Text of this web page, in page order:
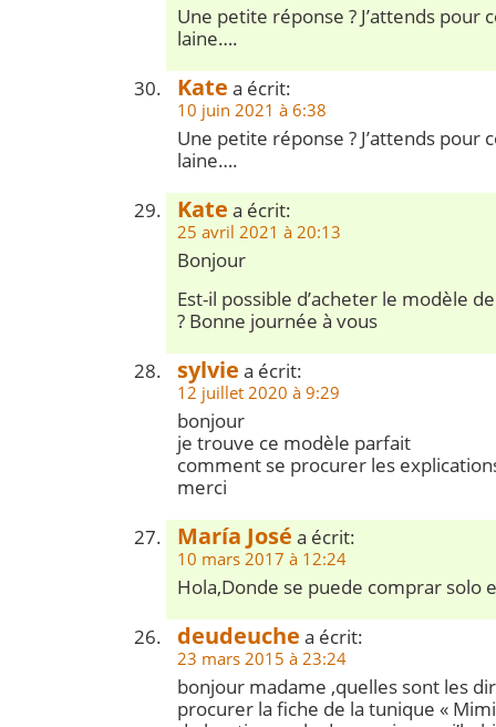
Une petite réponse ? J’attends pour
laine….
Kate a écrit:
10 juin 2021 à 6:38
Une petite réponse ? J’attends pour
laine….
Kate a écrit:
25 avril 2021 à 20:13
Bonjour
Est-il possible d’acheter le modèle
? Bonne journée à vous
sylvie a écrit:
12 juillet 2020 à 9:29
bonjour
je trouve ce modèle parfait
comment se procurer les
merci
María José a écrit:
10 mars 2017 à 12:24
Hola,Donde se puede comprar solo
deudeuche a écrit:
23 mars 2015 à 23:24
bonjour madame ,quelles sont les
procurer la fiche de la tunique «